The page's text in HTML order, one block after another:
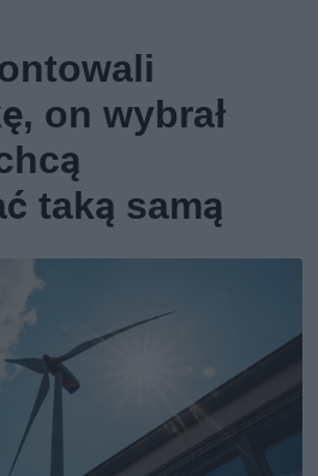
on wybrał
taką samą